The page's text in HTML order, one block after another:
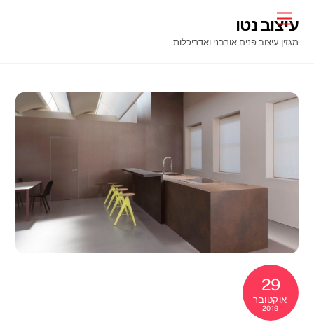
content
Menu
עיצוב נטו
מגזין עיצוב פנים אורבני ואדריכלות
29
אוקטובר
2019